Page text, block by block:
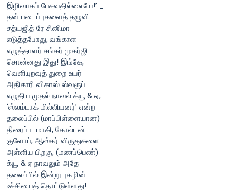
இழிவாகப் பேசுவதில்லையே!’ _
தன் படைப்புகளைத் தழுவி
சத்யஜித் ரே சினிமா
எடுத்தபோது, வங்காள
எழுத்தாளர் சங்கர் முகர்ஜி
சொன்னது இது! இங்கே,
வெளியுறவுத் துறை உயர்
அதிகாரி விகாஸ் ஸ்வரூப்
எழுதிய முதல் நாவல் க்யூ & ஏ,
‘ஸ்லம்டாக் மில்லியனர்’ என்ற
தலைப்பில் (மாப்பிள்ளையான)
திரைப்படமாகி, கோல்டன்
குளோப், ஆஸ்கர் விருதுகளை
அள்ளிய பிறகு, (மணப்பெண்)
க்யூ & ஏ நாவலும் அதே
தலைப்பில் இன்று புகழின்
உச்சியைத் தொட்டுள்ளது!